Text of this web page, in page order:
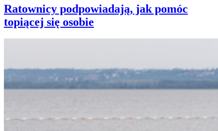
Ratownicy podpowiadają, jak pomóc
topiącej się osobie